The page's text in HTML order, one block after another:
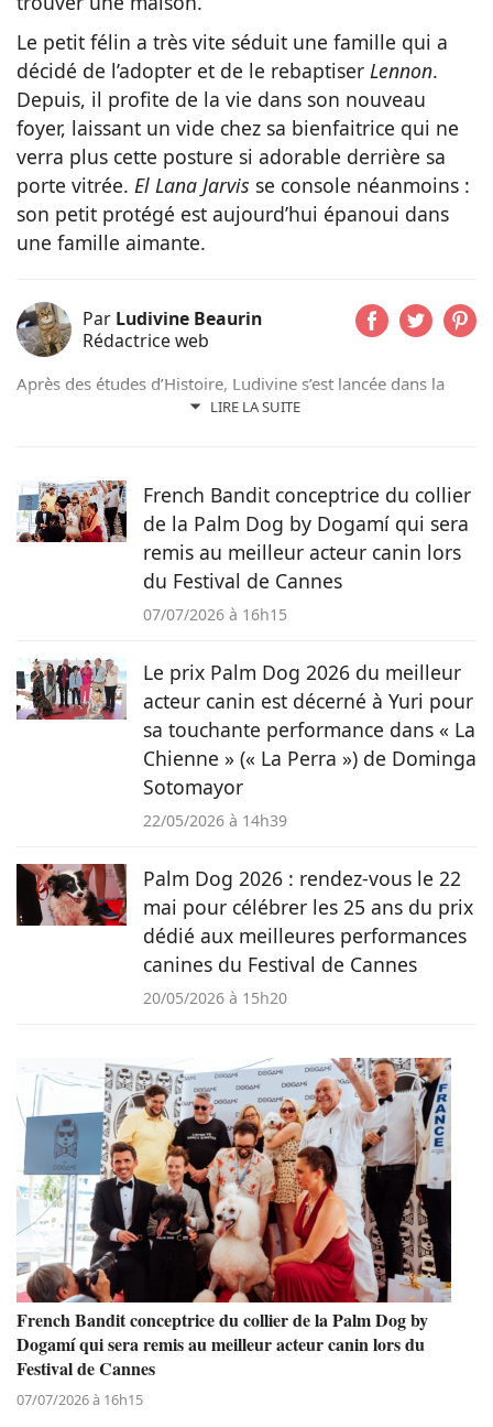
Le petit félin a très vite séduit une famille qui a
décidé de l’adopter et de le rebaptiser Lennon.
Depuis, il profite de la vie dans son nouveau
foyer, laissant un vide chez sa bienfaitrice qui ne
verra plus cette posture si adorable derrière sa
porte vitrée. El Lana Jarvis se console néanmoins :
son petit protégé est aujourd’hui épanoui dans
une famille aimante.
Par Ludivine Beaurin
Rédactrice web
LIRE LA SUITE
Après des études d’Histoire, Ludivine s’est lancée dans la
rédaction web. Aujourd’hui, c’est avec plaisir qu’elle met sa
French Bandit conceptrice du collier
de la Palm Dog by Dogamí qui sera
remis au meilleur acteur canin lors
du Festival de Cannes
07/07/2026 à 16h15
Le prix Palm Dog 2026 du meilleur
acteur canin est décerné à Yuri pour
sa touchante performance dans « La
Chienne » (« La Perra ») de Dominga
Sotomayor
22/05/2026 à 14h39
Palm Dog 2026 : rendez-vous le 22
mai pour célébrer les 25 ans du prix
dédié aux meilleures performances
canines du Festival de Cannes
20/05/2026 à 15h20
French Bandit conceptrice du collier de la Palm Dog by
Dogamí qui sera remis au meilleur acteur canin lors du
Festival de Cannes
07/07/2026 à 16h15